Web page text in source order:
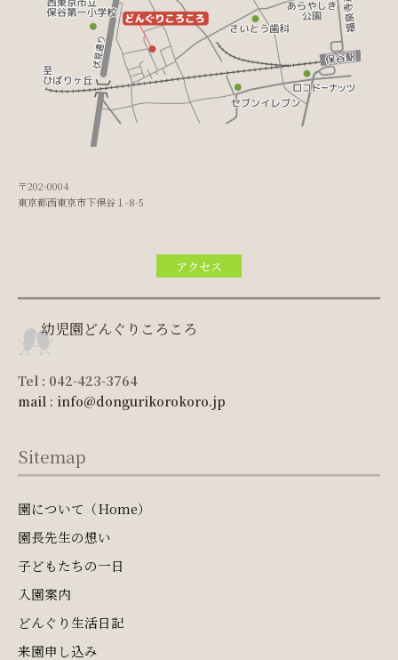
〒202-0004
東京都西東京市下保谷１-8-5
アクセス
幼児園どんぐりころころ
Tel : 042-423-3764
mail : info@dongurikorokoro.jp
Sitemap
園について（Home）
園長先生の想い
子どもたちの一日
入園案内
どんぐり生活日記
来園申し込み